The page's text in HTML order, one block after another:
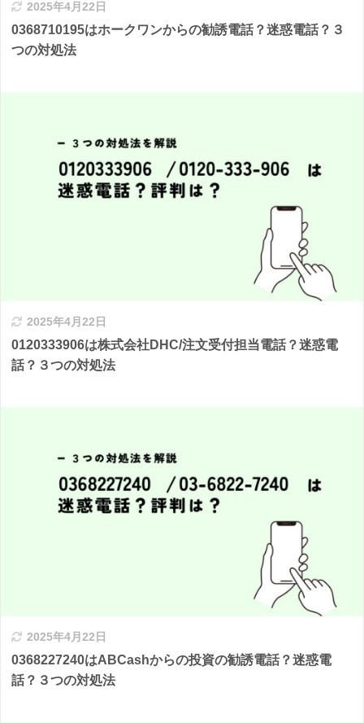
2025年4月22日
0368710195はホークワンからの勧誘電話？迷惑電話？３
つの対処法
2025年4月22日
0120333906は株式会社DHC/注文受付担当電話？迷惑電
話？３つの対処法
2025年4月22日
0368227240はABCashからの投資の勧誘電話？迷惑電
話？３つの対処法